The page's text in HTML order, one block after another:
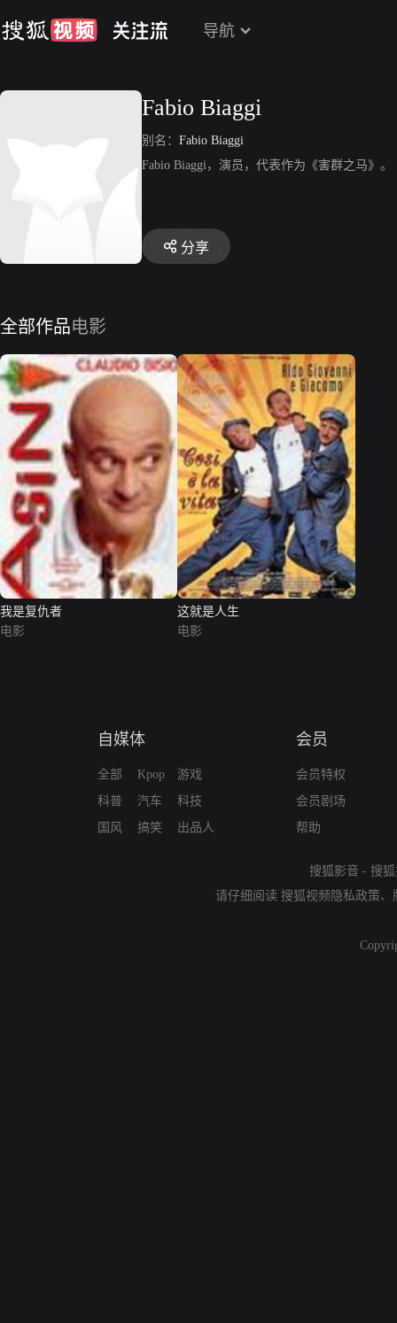
导航
Fabio Biaggi
别名： Fabio Biaggi
Fabio Biaggi，演员，代表作为《害群之马》。
分享
全部作品电影
我是复仇者
电影
这就是人生
电影
自媒体
全部
科普
国风
Kpop
汽车
搞笑
游戏
科技
出品人
会员
会员特权
会员剧场
帮助
搜狐影音 - 搜
请仔细阅读 搜狐视频隐私政策、